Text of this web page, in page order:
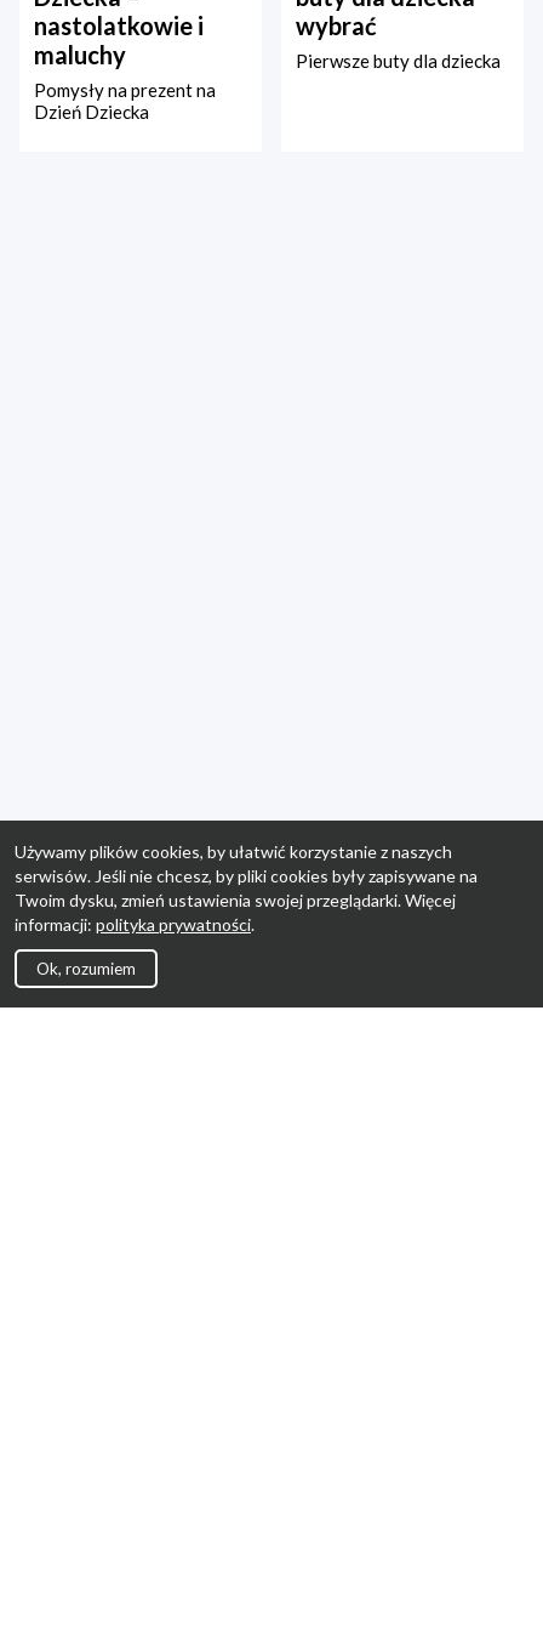
nastolatkowie i
maluchy
Pomysły na prezent na
Dzień Dziecka
wybrać
Pierwsze buty dla dziecka
Używamy plików cookies, by ułatwić korzystanie z naszych
serwisów. Jeśli nie chcesz, by pliki cookies były zapisywane na
Twoim dysku, zmień ustawienia swojej przeglądarki. Więcej
informacji: polityka prywatności.
Ok, rozumiem